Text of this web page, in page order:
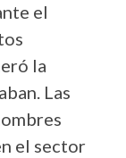
el
la
Las
el sector